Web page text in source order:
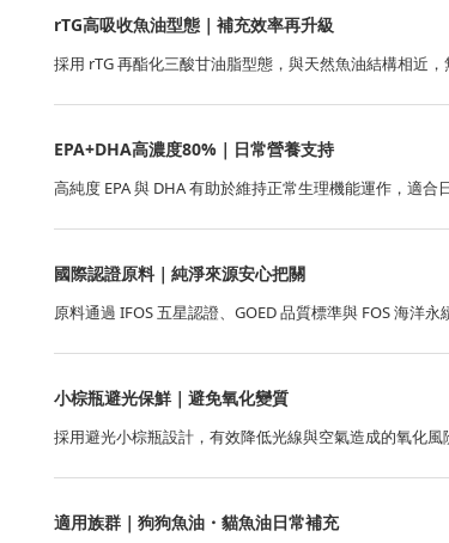
rTG高吸收魚油型態｜補充效率再升級
採用 rTG 再酯化三酸甘油脂型態，與天然魚油結構相近
EPA+DHA高濃度80%｜日常營養支持
高純度 EPA 與 DHA 有助於維持正常生理機能運作，適
國際認證原料｜純淨來源安心把關
原料通過 IFOS 五星認證、GOED 品質標準與 FOS 海洋
小棕瓶避光保鮮｜避免氧化變質
採用避光小棕瓶設計，有效降低光線與空氣造成的氧化
適用族群｜狗狗魚油・貓魚油日常補充